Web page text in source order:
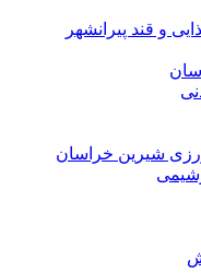
و قند پیرانشهر
شیرین خراسان